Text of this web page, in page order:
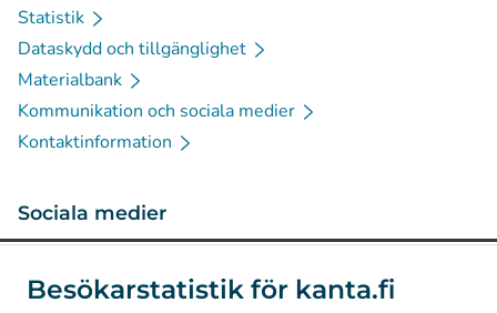
Besökarstatistik för kanta.fi
Statistik
Dataskydd och tillgänglighet
Materialbank
Kommunikation och sociala medier
Kontaktinformation
Sociala medier
LinkedIn(Avautuu uuteen välilehteen)